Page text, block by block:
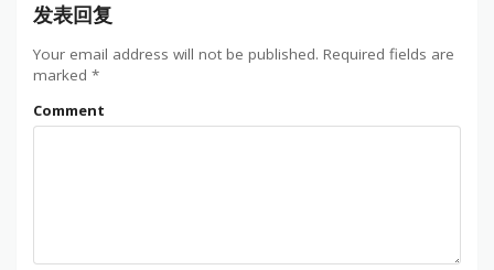
发表回复
Your email address will not be published. Required fields are
marked *
Comment